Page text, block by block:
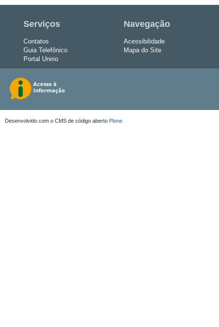
Serviços
Contatos
Guia Telefônico
Portal Unirio
Navegação
Acessibilidade
Mapa do Site
Desenvolvido com o CMS de código aberto Plone